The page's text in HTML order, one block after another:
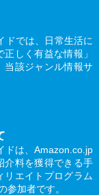
ドでは、日常生活に
しく有益な情報」
当該ジャンル情報サ
ドは、Amazon.co.jp
介料を獲得できる手
リエイトプログラム
参加者です。